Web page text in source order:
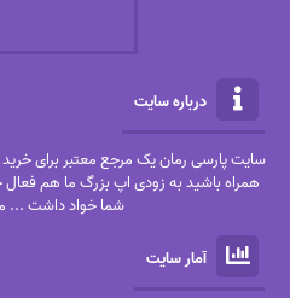
درباره سایت
سایت پارسی رمان یک مرجع معتبر برای خرید
همراه باشید به زودی اپ بزرگ ما هم
شما خواد داشت ...
آمار سایت